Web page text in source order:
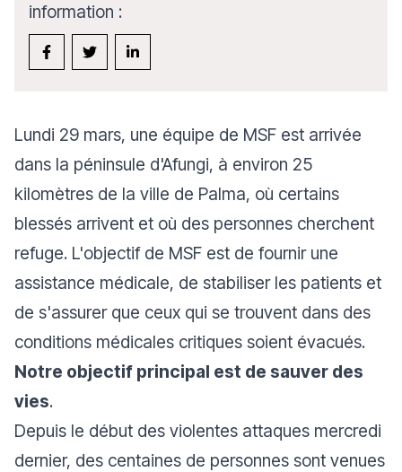
information :
Lundi 29 mars, une équipe de MSF est arrivée
dans la péninsule d'Afungi, à environ 25
kilomètres de la ville de Palma, où certains
blessés arrivent et où des personnes cherchent
refuge. L'objectif de MSF est de fournir une
assistance médicale, de stabiliser les patients et
de s'assurer que ceux qui se trouvent dans des
conditions médicales critiques soient évacués.
Notre objectif principal est de sauver des
vies.
Depuis le début des violentes attaques mercredi
dernier, des centaines de personnes sont venues